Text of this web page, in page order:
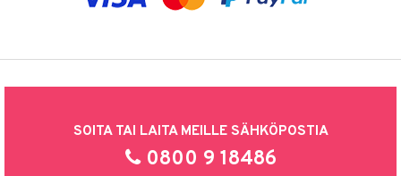
SOITA TAI LAITA MEILLE SÄHKÖPOSTIA
0800 9 18486